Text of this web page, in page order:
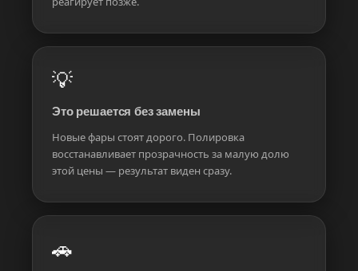
💡
Это решается без замены
Новые фары стоят дорого. Полировка
восстанавливает прозрачность за малую долю
этой цены — результат виден сразу.
🚗